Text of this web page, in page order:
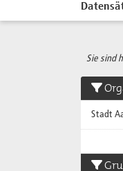
Sie sind
Stadt